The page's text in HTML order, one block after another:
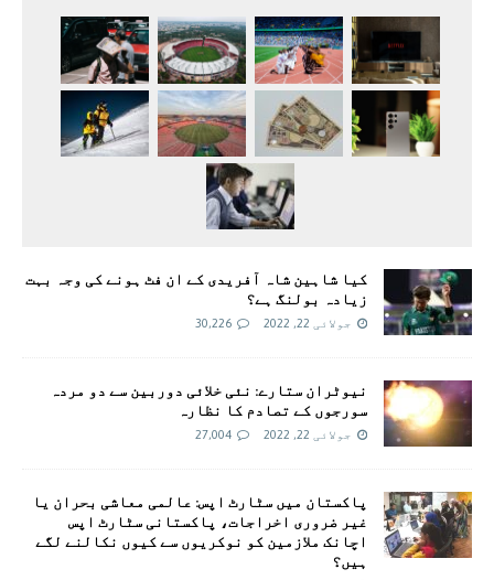
کیا شاہین شاہ آفریدی کے ان فٹ ہونے کی وجہ بہت
زیادہ بولنگ ہے؟
جولائی 22, 2022 30,226
نیوٹران ستارے: نئی خلائی دوربین سے دو مردہ
سورجوں کے تصادم کا نظارہ
جولائی 22, 2022 27,004
پاکستان میں سٹارٹ اپس: عالمی معاشی بحران یا
غیر ضروری اخراجات، پاکستانی سٹارٹ اپس
اچانک ملازمین کو نوکریوں سے کیوں نکالنے لگے
ہیں؟